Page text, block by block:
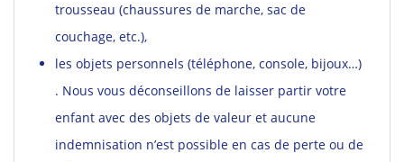
trousseau (chaussures de marche, sac de
couchage, etc.),
les objets personnels (téléphone, console, bijoux…)
. Nous vous déconseillons de laisser partir votre
enfant avec des objets de valeur et aucune
indemnisation n’est possible en cas de perte ou de